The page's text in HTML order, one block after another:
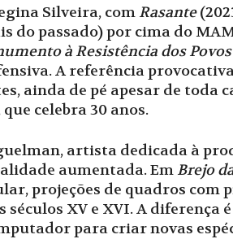
Silveira, com Rasante
do passado) por cima do
à Resistência dos Povos
A referência
ainda de pé apesar de toda
celebra 30 anos.
artista dedicada à
aumentada. Em Brejo
projeções de quadros
séculos XV e XVI. A diferença
para criar novas